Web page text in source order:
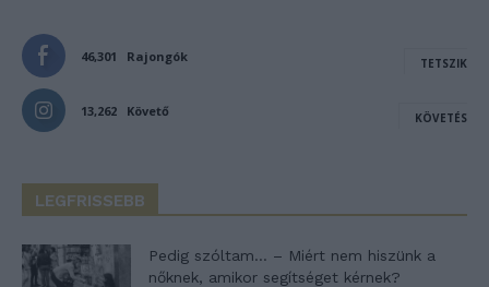
46,301 Rajongók TETSZIK
13,262 Követő KÖVETÉS
LEGFRISSEBB
Pedig szóltam… – Miért nem hiszünk a
nőknek, amikor segítséget kérnek?